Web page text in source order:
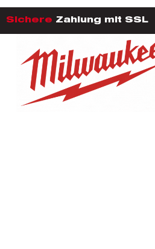
Sichere Zahlung mit SSL